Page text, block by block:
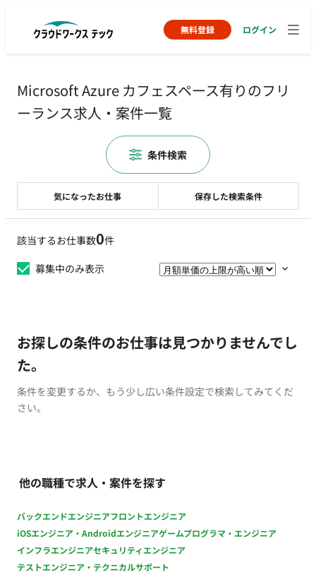
無料登録 ログイン
Microsoft Azure カフェスペース有りのフリ
ーランス求人・案件一覧
該当するお仕事数0件
募集中のみ表示
お探しの条件のお仕事は見つかりませんでし
た。
条件を変更するか、もう少し広い条件設定で検索してみてくだ
さい。
他の職種で求人・案件を探す
バックエンドエンジニアフロントエンジニア
iOSエンジニア・Androidエンジニアゲームプログラマ・エンジニア
インフラエンジニアセキュリティエンジニア
テストエンジニア・テクニカルサポート
気になったお仕事 保存した検索条件
条件検索